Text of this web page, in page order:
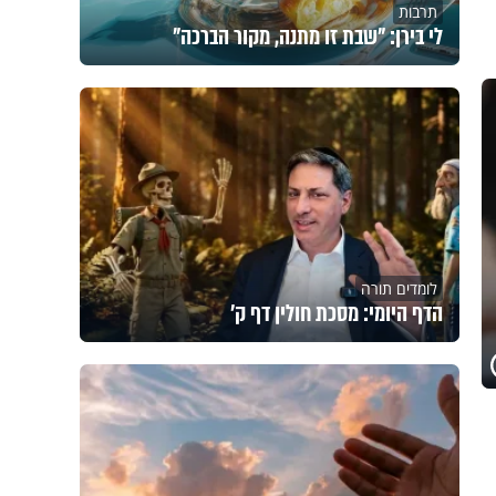
תרבות
לי בירן: "שבת זו מתנה, מקור הברכה"
לומדים תורה
הדף היומי: מסכת חולין דף ק'